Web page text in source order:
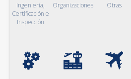
Ingeniería,
Certificación e
Inspección
Organizaciones Otras